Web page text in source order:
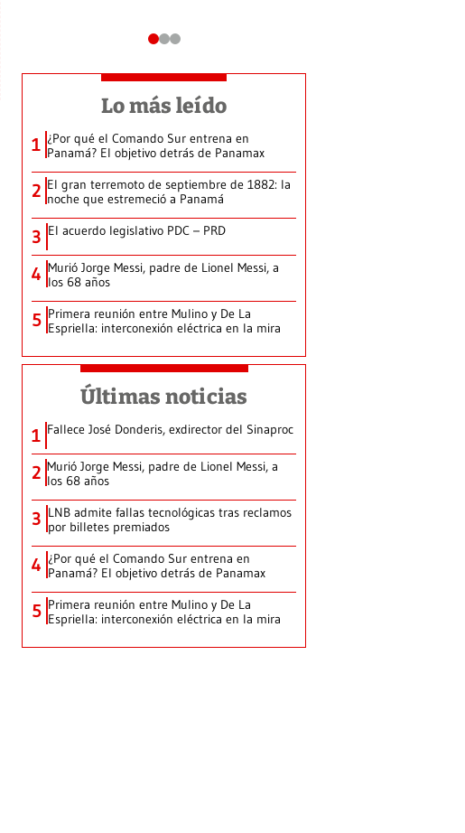
Lo más leído
1 ¿Por qué el Comando Sur entrena en
Panamá? El objetivo detrás de Panamax
2 El gran terremoto de septiembre de 1882: la
noche que estremeció a Panamá
3 El acuerdo legislativo PDC – PRD
4 Murió Jorge Messi, padre de Lionel Messi, a
los 68 años
5 Primera reunión entre Mulino y De La
Espriella: interconexión eléctrica en la mira
Últimas noticias
1 Fallece José Donderis, exdirector del Sinaproc
2 Murió Jorge Messi, padre de Lionel Messi, a
los 68 años
3 LNB admite fallas tecnológicas tras reclamos
por billetes premiados
4 ¿Por qué el Comando Sur entrena en
Panamá? El objetivo detrás de Panamax
5 Primera reunión entre Mulino y De La
Espriella: interconexión eléctrica en la mira